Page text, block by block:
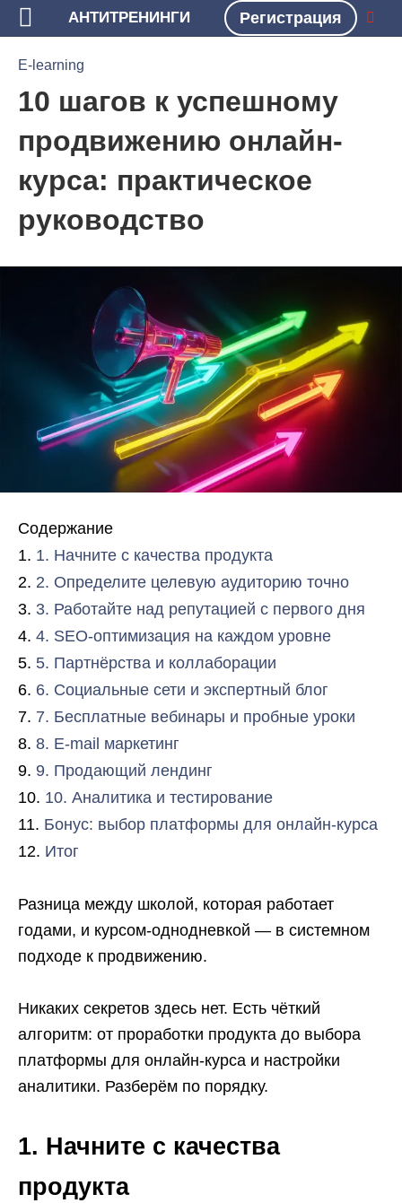
АНТИТРЕНИНГИ Регистрация
БЛОГ
E-learning
10 шагов к успешному
продвижению онлайн-
курса: практическое
руководство
Содержание
1. Начните с качества продукта
2. Определите целевую аудиторию точно
3. Работайте над репутацией с первого дня
4. SEO-оптимизация на каждом уровне
5. Партнёрства и коллаборации
6. Социальные сети и экспертный блог
7. Бесплатные вебинары и пробные уроки
8. E-mail маркетинг
9. Продающий лендинг
10. Аналитика и тестирование
Бонус: выбор платформы для онлайн-курса
Итог
Разница между школой, которая работает
годами, и курсом-однодневкой — в системном
подходе к продвижению.
Никаких секретов здесь нет. Есть чёткий
алгоритм: от проработки продукта до выбора
платформы для онлайн-курса и настройки
аналитики. Разберём по порядку.
1. Начните с качества
продукта